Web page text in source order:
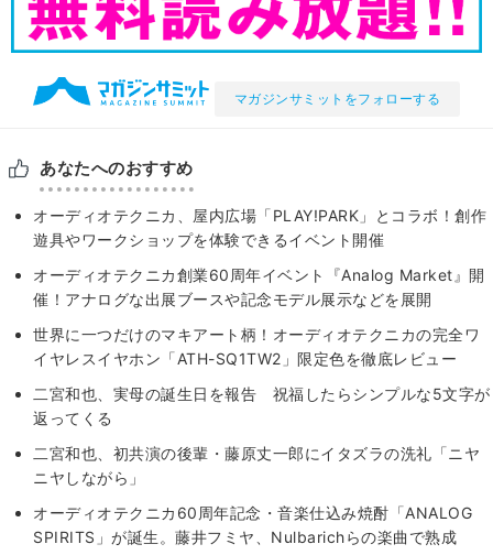
マガジンサミットをフォローする
あなたへのおすすめ
オーディオテクニカ、屋内広場「PLAY!PARK」とコラボ！創作
遊具やワークショップを体験できるイベント開催
オーディオテクニカ創業60周年イベント『Analog Market』開
催！アナログな出展ブースや記念モデル展示などを展開
世界に一つだけのマキアート柄！オーディオテクニカの完全ワ
イヤレスイヤホン「ATH-SQ1TW2」限定色を徹底レビュー
二宮和也、実母の誕生日を報告 祝福したらシンプルな5文字が
返ってくる
二宮和也、初共演の後輩・藤原丈一郎にイタズラの洗礼「ニヤ
ニヤしながら」
オーディオテクニカ60周年記念・音楽仕込み焼酎「ANALOG
SPIRITS」が誕生。藤井フミヤ、Nulbarichらの楽曲で熟成